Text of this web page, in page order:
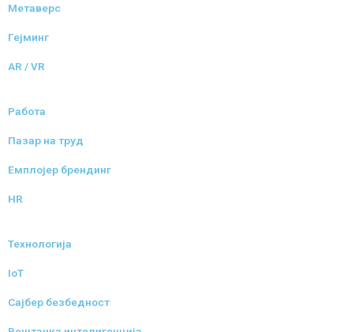
Метаверс
Гејминг
AR / VR
Работа
Пазар на труд
Емплојер брендинг
HR
Технологија
IoT
Сајбер безбедност